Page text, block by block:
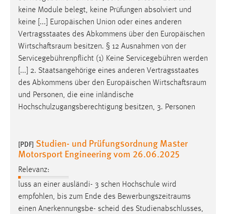
keine Module belegt, keine Prüfungen absolviert und
keine [...] Europäischen Union oder eines anderen
Vertragsstaates des Abkommens über den Europäischen
Wirtschaftsraum besitzen. § 12 Ausnahmen von der
Servicegebührenpflicht (1) Keine Servicegebühren werden
[...] 2. Staatsangehörige eines anderen Vertragsstaates
des Abkommens über den Europäischen Wirtschaftsraum
und Personen, die eine inländische
Hochschulzugangsberechtigung besitzen, 3. Personen
[PDF] Studien- und Prüfungsordnung Master
Motorsport Engineering vom 26.06.2025
Relevanz:
luss an einer ausländi- 3 schen Hochschule wird
empfohlen, bis zum Ende des Bewerbungszeitraums
einen Anerkennungsbe- scheid des Studienabschlusses,